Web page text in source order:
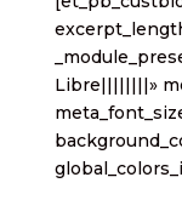
Libre||||||||»